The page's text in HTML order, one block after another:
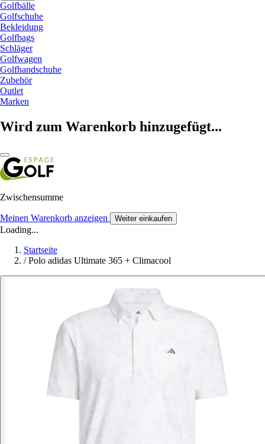
Golfbälle
Golfschuhe
Bekleidung
Golfbags
Schläger
Golfwagen
Golfhandschuhe
Zubehör
Outlet
Marken
Wird zum Warenkorb hinzugefügt...
Zwischensumme
Meinen Warenkorb anzeigen Weiter einkaufen
Loading...
Startseite
/ Polo adidas Ultimate 365 + Climacool